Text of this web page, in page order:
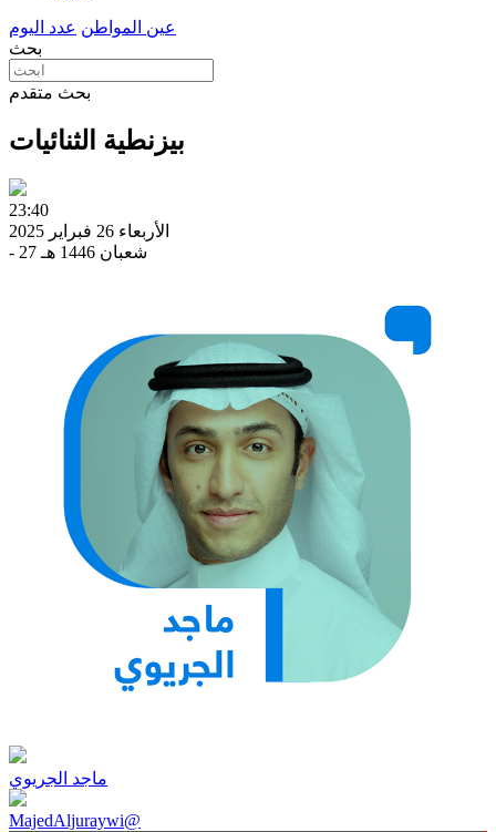
عين المواطن عدد اليوم
بحث
بحث متقدم
بيزنطية الثنائيات
23:40
الأربعاء 26 فبراير 2025
- 27 شعبان 1446 هـ
ماجد الجريوي
MajedAljuraywi@